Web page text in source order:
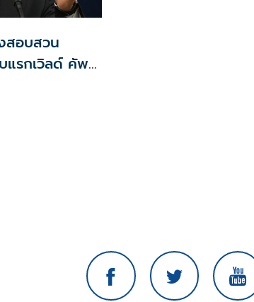
สอบสวน
แรกเวิลด์ คัพ